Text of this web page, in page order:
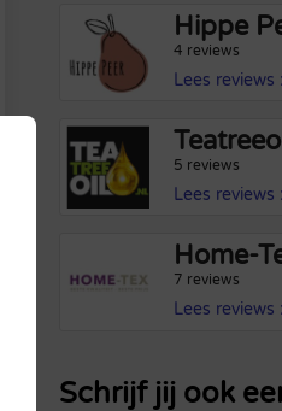
Hippe
4 reviews
Lees reviews
5 reviews
Lees reviews
Home-
7 reviews
Lees reviews
Schrijf jij ook